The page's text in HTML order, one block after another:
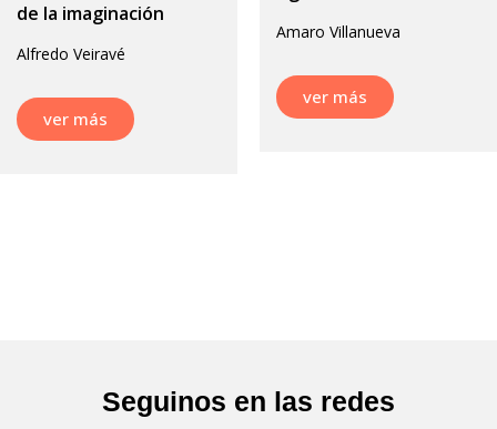
de la imaginación
Alfredo Veiravé
ver más
Amaro Villanueva
ver más
Seguinos en las redes